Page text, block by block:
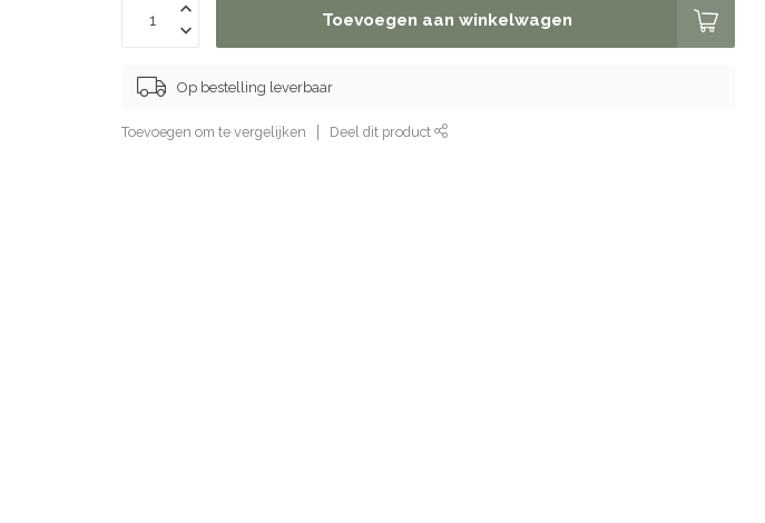
Toevoegen aan winkelwagen
Op bestelling leverbaar
Toevoegen om te vergelijken Deel dit product